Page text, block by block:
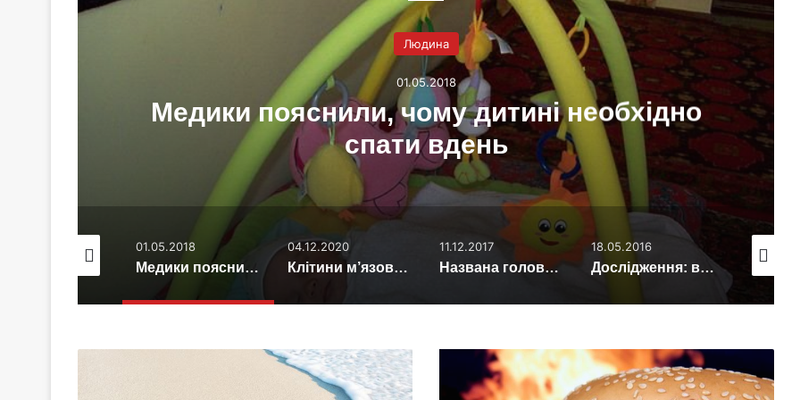
Людина
01.05.2018
Медики пояснили, чому дитині необхідно
спати вдень
01.05.2018
Медики пояснили, чому дитині необхідно спати вдень
04.12.2020
Клітини м’язових тканин починають деградувати без фізичного навантаження
11.12.2017
Названа головна складова щастя
18.05.2016
Дослідження: водіння автомобіля продовжує життя
08.08.2019
зробить